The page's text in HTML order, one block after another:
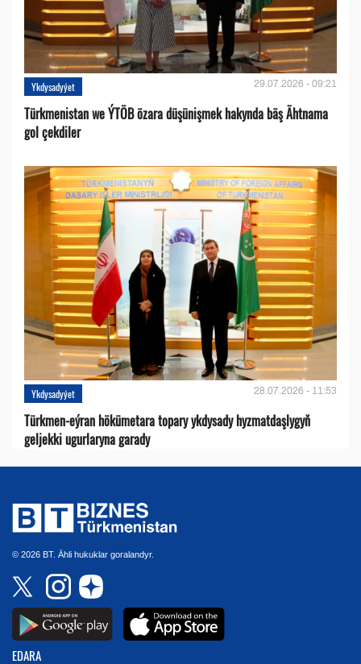
Ykdysadyýet 29.07.2026 - 09:21
Türkmenistan we ÝTÖB özara düşünişmek hakynda bäş Ähtnama
gol çekdiler
Ykdysadyýet 28.07.2026 - 11:53
Türkmen-eýran hökümetara topary ykdysady hyzmatdaşlygyň
geljekki ugurlaryna garady
© 2026 BT. Ähli hukuklar goralandyr.
EDARA